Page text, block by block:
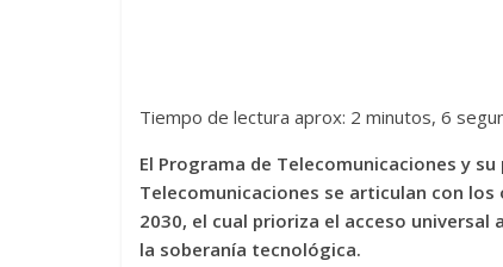
Tiempo de lectura aprox: 2 minutos, 6
El Programa de Telecomunicaciones y
Telecomunicaciones se articulan con
2030, el cual prioriza el acceso universal
la soberanía tecnológica.